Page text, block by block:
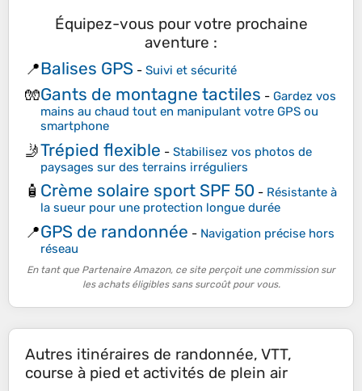
Équipez-vous pour votre prochaine
aventure :
📍Balises GPS - Suivi et sécurité
🧤Gants de montagne tactiles - Gardez vos
mains au chaud tout en manipulant votre GPS ou
smartphone
🤳Trépied flexible - Stabilisez vos photos de
paysages sur des terrains irréguliers
🧴 Crème solaire sport SPF 50 - Résistante à
la sueur pour une protection longue durée
📍GPS de randonnée - Navigation précise hors
réseau
En tant que Partenaire Amazon, ce site perçoit une commission sur
les achats éligibles sans surcoût pour vous.
Autres itinéraires de randonnée, VTT,
course à pied et activités de plein air